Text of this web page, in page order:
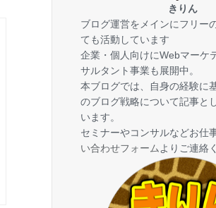
きりん
ブログ運営をメインにフリー
ても活動しています
企業・個人向けにWebマーケ
サルタント事業も展開中。
本ブログでは、自身の経験に
のブログ戦略について記事と
います。
セミナーやコンサルなどお仕
い合わせフォームよりご連絡